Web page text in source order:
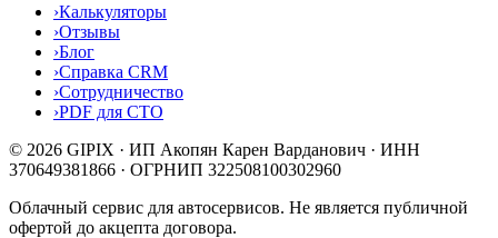
›Калькуляторы
›Отзывы
›Блог
›Справка CRM
›Сотрудничество
›PDF для СТО
© 2026 GIPIX · ИП Акопян Карен Варданович · ИНН
370649381866 · ОГРНИП 322508100302960
Облачный сервис для автосервисов. Не является публичной
офертой до акцепта договора.